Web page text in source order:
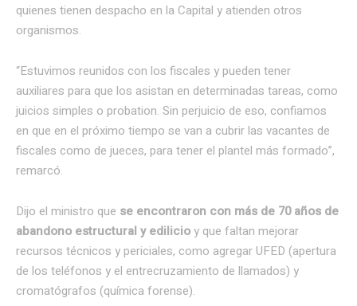
quienes tienen despacho en la Capital y atienden otros
organismos.
“Estuvimos reunidos con los fiscales y pueden tener
auxiliares para que los asistan en determinadas tareas, como
juicios simples o probation. Sin perjuicio de eso, confiamos
en que en el próximo tiempo se van a cubrir las vacantes de
fiscales como de jueces, para tener el plantel más formado”,
remarcó.
Dijo el ministro que se encontraron con más de 70 años de
abandono estructural y edilicioy que faltan mejorar
recursos técnicos y periciales, como agregar UFED (apertura
de los teléfonos y el entrecruzamiento de llamados) y
cromatógrafos (química forense).